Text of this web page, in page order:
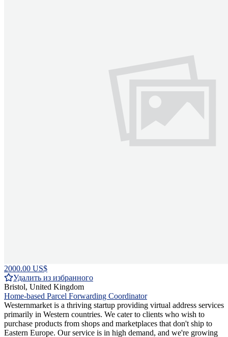
2000.00 US$
Удалить из избранного
Bristol, United Kingdom
Home-based Parcel Forwarding Coordinator
Westernmarket is a thriving startup providing virtual address services
primarily in Western countries. We cater to clients who wish to
purchase products from shops and marketplaces that don't ship to
Eastern Europe. Our service is in high demand, and we're growing